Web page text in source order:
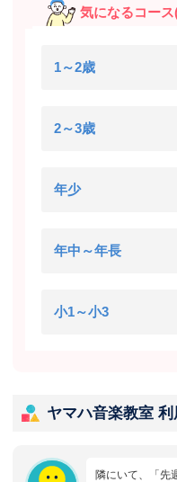
気になるコー
1～2歳
2～3歳
年少
年中～年長
小1～小3
ヤマハ音楽教室 利
隣にいて、「先